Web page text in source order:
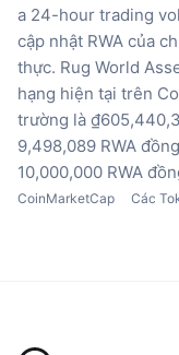
a 24-hour trading
cập nhật RWA của
thực. Rug World
hạng hiện tại trên
trường là
9,498,089 RWA
10,000,000 RWA
CoinMarketCap Các